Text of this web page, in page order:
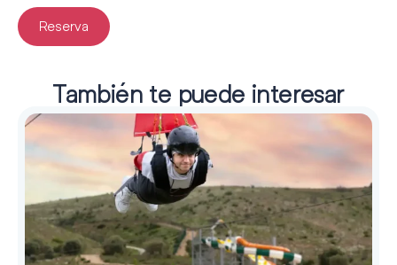
Reserva
También te puede interesar